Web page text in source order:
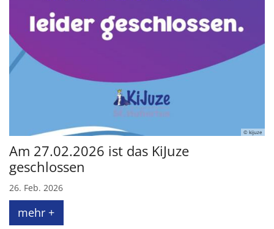
© kijuze
Am 27.02.2026 ist das KiJuze
geschlossen
26. Feb. 2026
mehr +